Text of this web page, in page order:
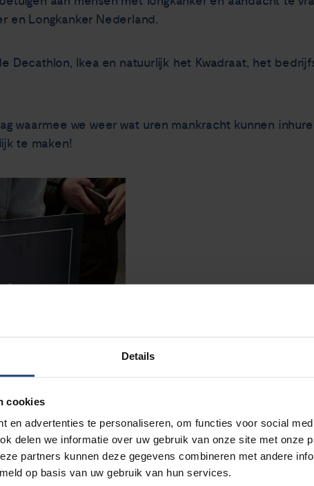
Details
cookies
en advertenties te personaliseren, om functies voor social
delen we informatie over uw gebruik van onze site met onze
partners kunnen deze gegevens combineren met andere
op basis van uw gebruik van hun services.
en Longkanker Nederland.
Decathlon, Ikea en natuurlijk het Kwadraat, het
waarmee we weer wat uren mankracht kunnen
te maken!